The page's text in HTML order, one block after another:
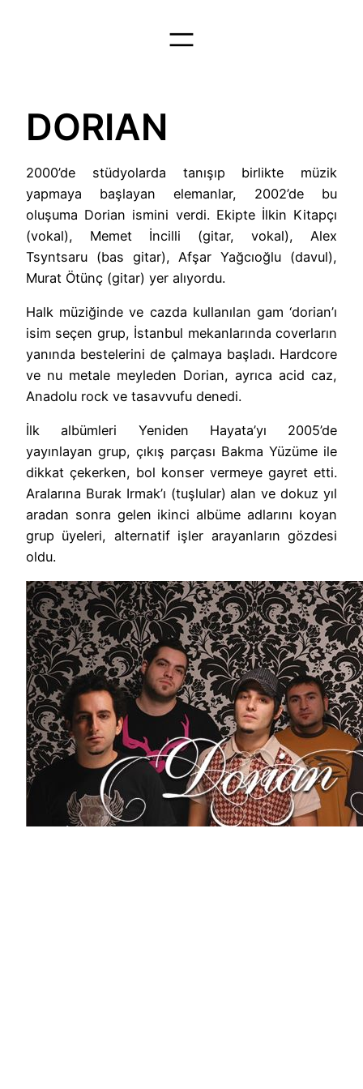
DORIAN
2000’de stüdyolarda tanışıp birlikte müzik
yapmaya başlayan elemanlar, 2002’de bu
oluşuma Dorian ismini verdi. Ekipte İlkin Kitapçı
(vokal), Memet İncilli (gitar, vokal), Alex
Tsyntsaru (bas gitar), Afşar Yağcıoğlu (davul),
Murat Ötünç (gitar) yer alıyordu.
Halk müziğinde ve cazda kullanılan gam ‘dorian’ı
isim seçen grup, İstanbul mekanlarında coverların
yanında bestelerini de çalmaya başladı. Hardcore
ve nu metale meyleden Dorian, ayrıca acid caz,
Anadolu rock ve tasavvufu denedi.
İlk albümleri Yeniden Hayata’yı 2005’de
yayınlayan grup, çıkış parçası Bakma Yüzüme ile
dikkat çekerken, bol konser vermeye gayret etti.
Aralarına Burak Irmak’ı (tuşlular) alan ve dokuz yıl
aradan sonra gelen ikinci albüme adlarını koyan
grup üyeleri, alternatif işler arayanların gözdesi
oldu.